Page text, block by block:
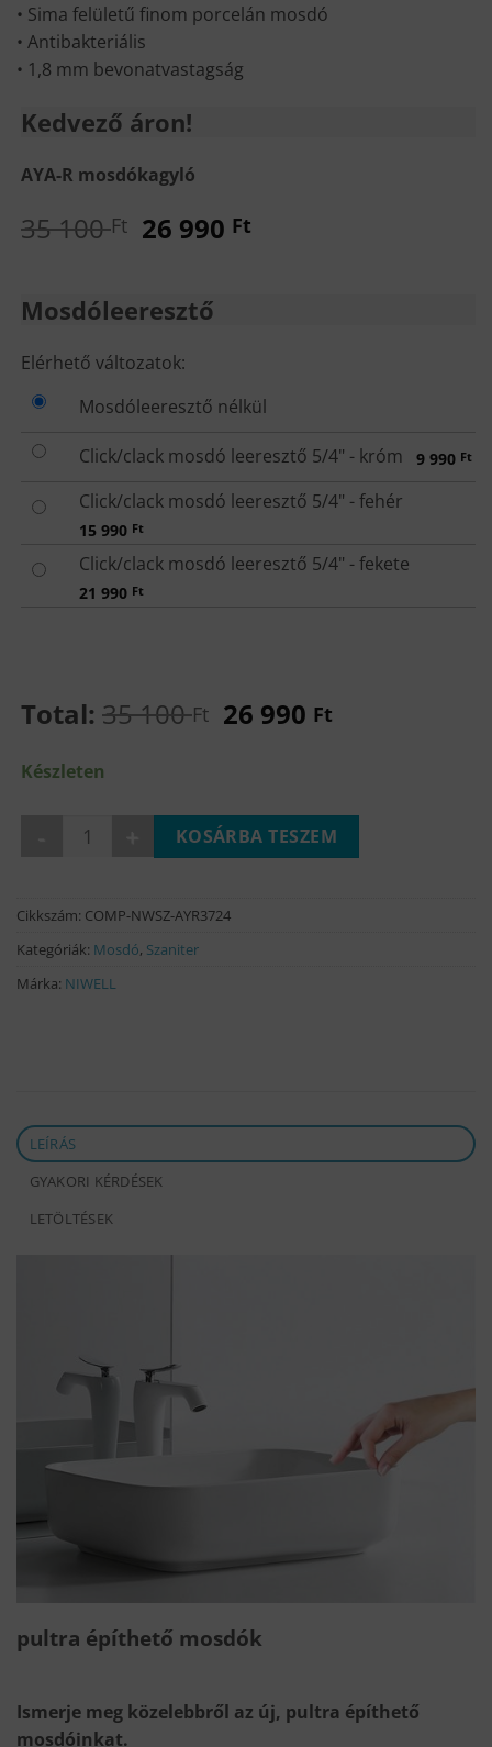
• Sima felületű finom porcelán mosdó
• Antibakteriális
• 1,8 mm bevonatvastagság
Kedvező áron!
AYA-R mosdókagyló
35 100Ft Original
35
100 Ft.
26 990 Ft
Mosdóleeresztő
MOSDÓLEERESZTŐ
Elérhető változatok:
Mosdóleeresztő nélkül
Click/clack mosdó leeresztő 5/4" - króm 9 990 Ft
Click/clack mosdó leeresztő 5/4" - fehér
15 990 Ft
Click/clack mosdó leeresztő 5/4" - fekete
21 990 Ft
Total: 35 100Ft 26 990 Ft
Készleten
AYA R falra szerelhető mosdó mennyiség
KOSÁRBA TESZEM
Cikkszám: COMP-NWSZ-AYR3724
Kategóriák: Mosdó, Szaniter
Márka: NIWELL
LEÍRÁS
GYAKORI KÉRDÉSEK
LETÖLTÉSEK
pultra építhető mosdók
Ismerje meg közelebbről az új, pultra építhető
mosdóinkat.